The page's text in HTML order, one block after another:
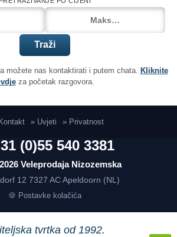
Traži
možete nas kontaktirati i putem chata.
Kliknite
za početak razgovora.
» Uvjeti » Privatnost
Veleprodaja Nizozemska
12 7327 AC Apeldoorn (NL)
(0)55 540 3381
🍪 Postavke kolačića
tvrtka od 1992.